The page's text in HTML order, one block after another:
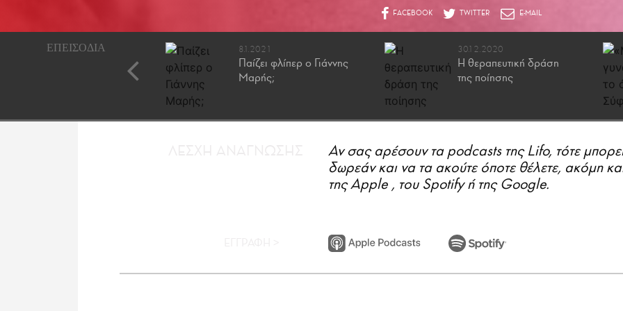
11.12.2020 8.1.2021
Παίζει φλίπερ ο Γιάννης
Μαρής;
30.12.2020
Η θεραπευτική δράση
της ποίησης
Αν σας αρέσουν τα podcasts της Lifo, τότε
δωρεάν και να τα ακούτε όποτε θέλετε, ακόμη
της Apple , του Spotify ή της Google.